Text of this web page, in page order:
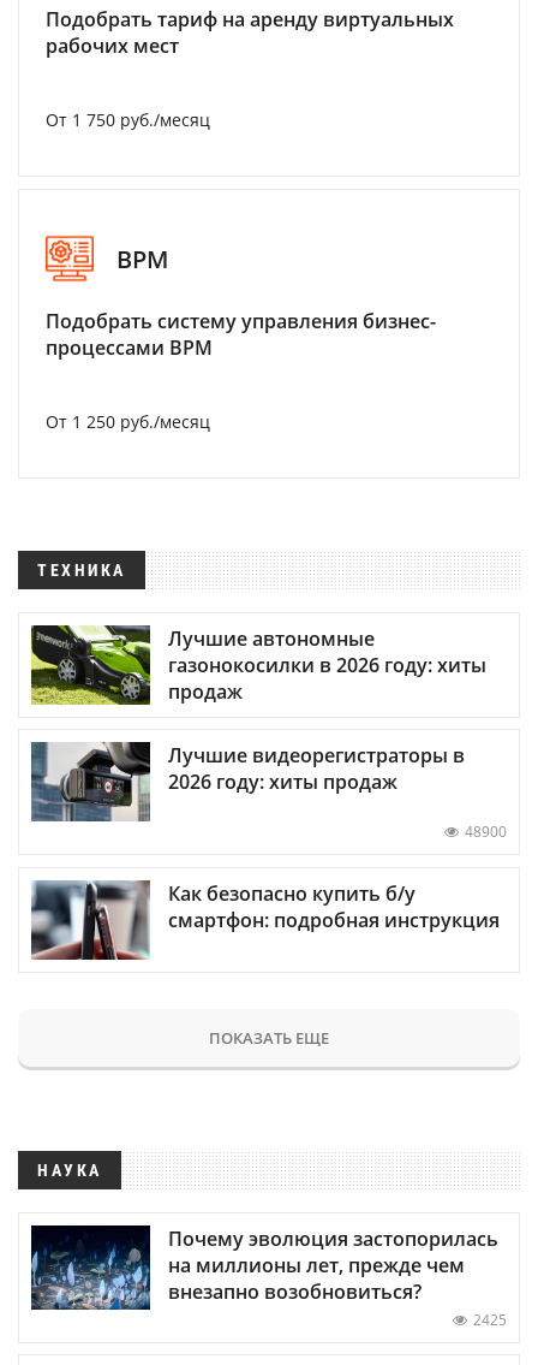
Подобрать тариф на аренду виртуальных
рабочих мест
От 1 750 руб./месяц
BPM
Подобрать систему управления бизнес-
процессами BPM
От 1 250 руб./месяц
ТЕХНИКА
Лучшие автономные
газонокосилки в 2026 году: хиты
продаж
Лучшие видеорегистраторы в
2026 году: хиты продаж
48900
Как безопасно купить б/у
смартфон: подробная инструкция
ПОКАЗАТЬ ЕЩЕ
НАУКА
Почему эволюция застопорилась
на миллионы лет, прежде чем
внезапно возобновиться?
2425